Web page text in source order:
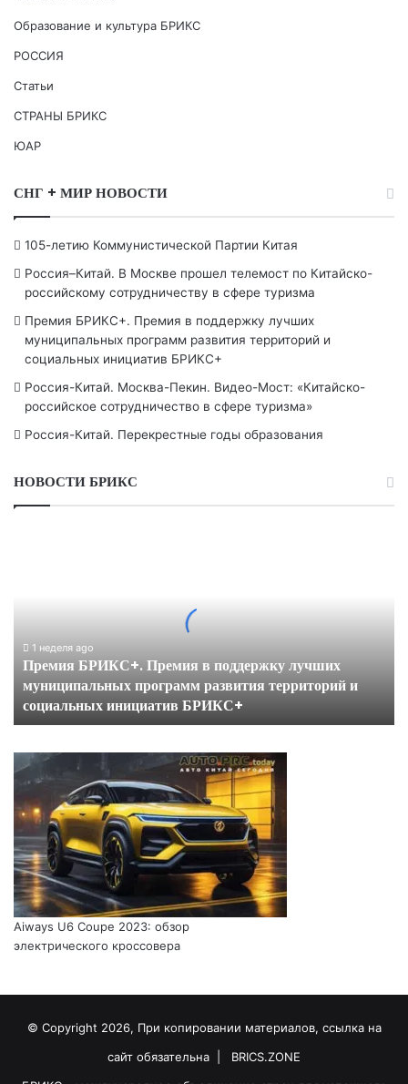
Образование и культура БРИКС
РОССИЯ
Статьи
СТРАНЫ БРИКС
ЮАР
СНГ + МИР НОВОСТИ
105-летию Коммунистической Партии Китая
Россия–Китай. В Москве прошел телемост по Китайско-
российскому сотрудничеству в сфере туризма
Премия БРИКС+. Премия в поддержку лучших
муниципальных программ развития территорий и
социальных инициатив БРИКС+
Россия-Китай. Москва-Пекин. Видео-Мост: «Китайско-
российское сотрудничество в сфере туризма»
Россия-Китай. Перекрестные годы образования
НОВОСТИ БРИКС
муниципальных
программ
развития
территорий
и
инициатив
БРИКС+
1 неделя ago
Премия БРИКС+. Премия в поддержку лучших
муниципальных программ развития территорий и
социальных инициатив БРИКС+
Aiways U6 Coupe 2023: обзор
электрического кроссовера
© Copyright 2026, При копировании материалов, ссылка на
сайт обязательна |
BRICS.ZONE